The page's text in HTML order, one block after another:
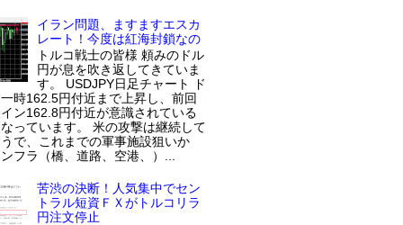
イラン問題、ますますエスカ
レート！今度は紅海封鎖なの
トルコ戦士の皆様 頼みのドル
円が息を吹き返してきていま
す。 USDJPY日足チャート ド
時162.5円付近まで上昇し、前回
ン162.8円付近が意識されている
っています。 米の攻撃は継続して
で、これまでの軍事施設狙いか
フラ（橋、道路、空港、）...
苦渋の決断！人気集中でセン
トラル短資ＦＸがトルコリラ
円注文停止